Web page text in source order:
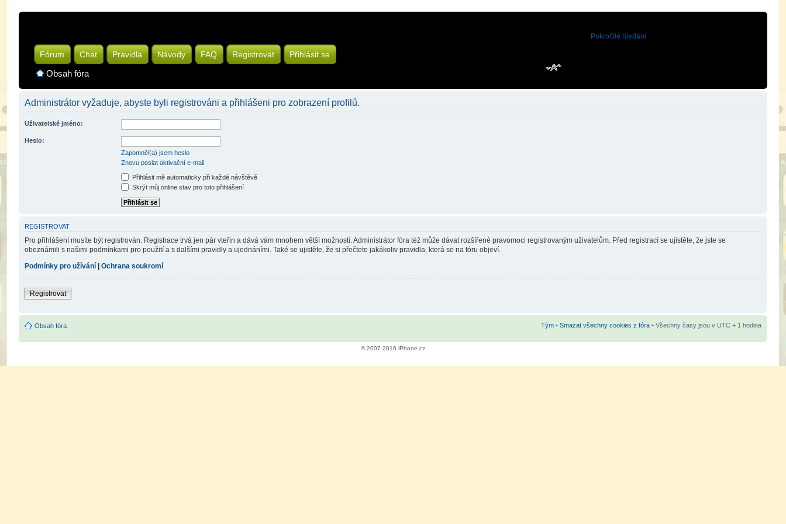
Fórum Chat Pravidla Návody FAQ Registrovat Přihlásit se
Obsah fóra
Pokročilé hledání
Administrátor vyžaduje, abyste byli registrováni a přihlášeni pro zobrazení profilů.
Uživatelské jméno:
Heslo:
Zapomněl(a) jsem heslo
Znovu poslat aktivační e-mail
Přihlásit mě automaticky při každé návštěvě
Skrýt můj online stav pro toto přihlášení
REGISTROVAT
Pro přihlášení musíte být registrován. Registrace trvá jen pár vteřin a dává vám mnohem větší možnosti. Administrátor fóra též může dávat rozšířené pravomoci registrovaným uživatelům. Před registrací se ujistěte, že jste se
obeznámili s našimi podmínkami pro použití a s dalšími pravidly a ujednáními. Také se ujistěte, že si přečtete jakákoliv pravidla, která se na fóru objeví.
Podmínky pro užívání | Ochrana soukromí
Registrovat
Obsah fóra Tým • Smazat všechny cookies z fóra • Všechny časy jsou v UTC + 1 hodina
© 2007-2016 iPhone.cz